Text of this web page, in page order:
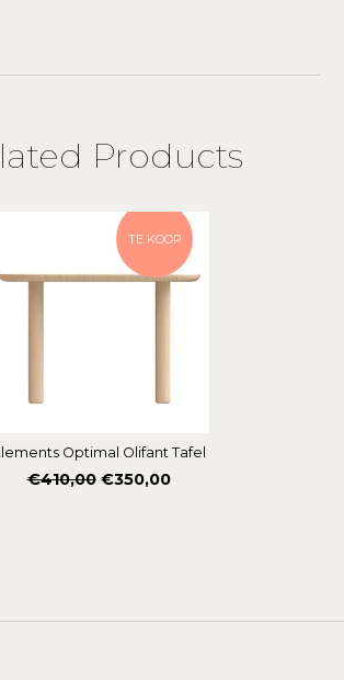
Products
Optimal Olifant Tafel
Normale
€410,00 €350,00
TE KOOP